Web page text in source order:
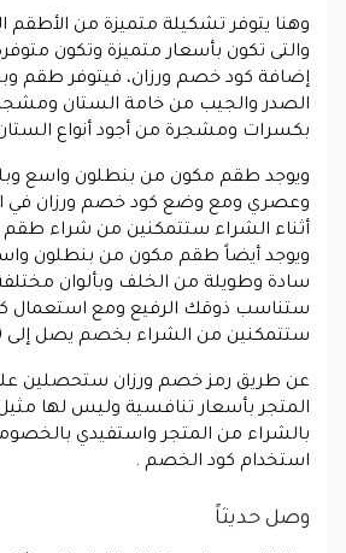
وهنا يتوفر تشكيلة متميزة من الأطقم
والتى تكون بأسعار متميزة وتكون
إضافة كود خصم ورزان، فيتوفر طقم
الصدر والجيب من خامة الستان
بكسرات ومشجرة من أجود أنواع
ويوجد طقم مكون من بنطلون واسع
وعصري ومع وضع كود خصم ورزان في
أثناء الشراء ستتمكنين من شراء
ويوجد أيضاً طقم مكون من بنطلون
سادة وطويلة من الخلف وبألوان
ستناسب ذوقك الرفيع ومع استعمال
ستتمكنين من الشراء بخصم يصل إلى 40%.
عن طريق رمز خصم ورزان ستحصلين
المتجر بأسعار تنافسية وليس لها مثيل
بالشراء من المتجر واستفيدي
استخدام كود الخصم .
وصل حديثاً